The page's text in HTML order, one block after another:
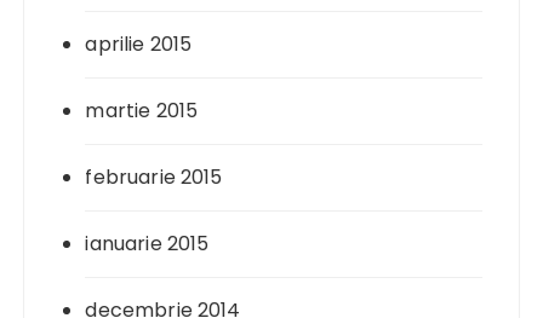
aprilie 2015
martie 2015
februarie 2015
ianuarie 2015
decembrie 2014